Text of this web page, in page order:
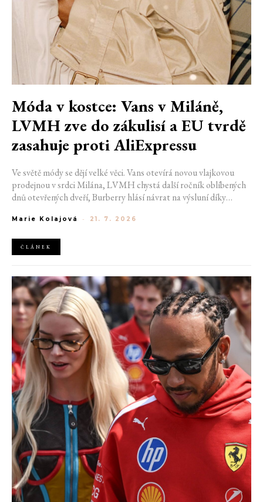
Móda v kostce: Vans v Miláně,
LVMH zve do zákulisí a EU tvrdě
zasahuje proti AliExpressu
Ve světě módy se dějí velké věci. Vans otevírá novou vlajkovou
prodejnou v srdci Milána, LVMH chystá další ročník oblíbených
dnů otevřených dveří, Burberry hlásí návrat na výsluní díky
AliExpress.
Marie Kolajová - 21. 7. 2026
ČLÁNEK